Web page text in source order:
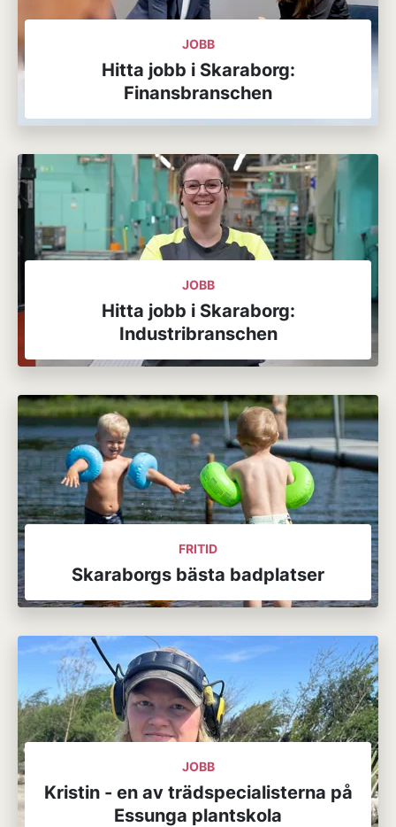
JOBB
Hitta jobb i Skaraborg:
Finansbranschen
JOBB
Hitta jobb i Skaraborg:
Industribranschen
FRITID
Skaraborgs bästa badplatser
JOBB
Kristin - en av trädspecialisterna på
Essunga plantskola